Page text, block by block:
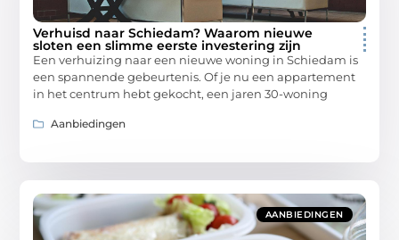
Verhuisd naar Schiedam? Waarom nieuwe
sloten een slimme eerste investering zijn
Een verhuizing naar een nieuwe woning in Schiedam is
een spannende gebeurtenis. Of je nu een appartement
in het centrum hebt gekocht, een jaren 30-woning
Aanbiedingen
AANBIEDINGEN